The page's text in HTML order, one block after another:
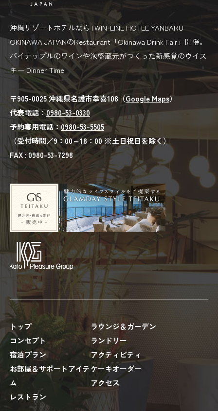
沖縄リゾートホテルならTWIN-LINE HOTEL YANBARU
OKINAWA JAPANのRestaurant「Okinawa Drink Fair」開催。
パイナップルのワインや泡盛蔵元がつくった新感覚のウイス
キー Dinner Time
〒905-0025 沖縄県名護市幸喜108（Google Maps）
代表電話：0980-53-0330
予約専用電話：0980-53-5505
（受付時間／9：00～18：00 ※土日祝日を除く）
FAX : 0980-53-7298
トップ
コンセプト
宿泊プラン
お部屋＆サポートアイテ
ム
レストラン
ラウンジ＆ガーデン
ランドリー
アクティビティ
ケーキオーダー
アクセス